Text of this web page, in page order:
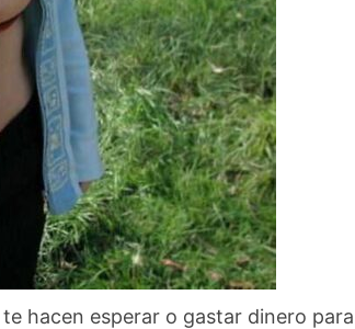
hacen esperar o gastar dinero para